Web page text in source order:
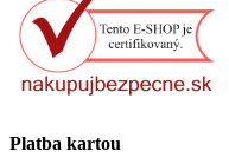
Platba kartou